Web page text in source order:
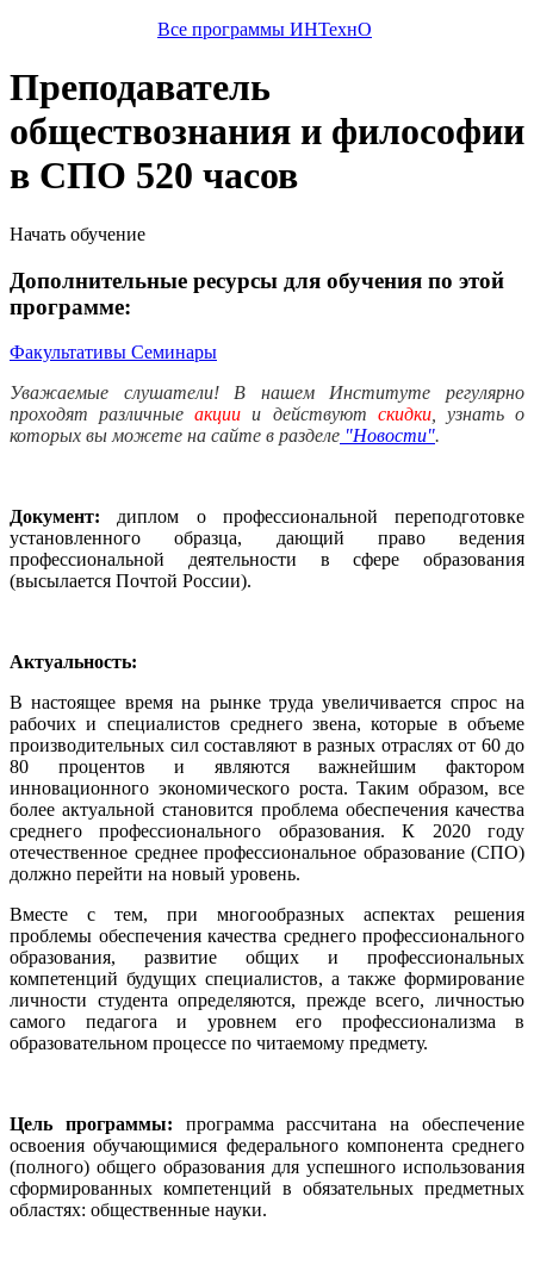
Все программы ИНТехнО
Преподаватель
обществознания и философии
в СПО 520 часов
Начать обучение
Дополнительные ресурсы для обучения по этой
программе:
Факультативы Семинары
Уважаемые слушатели! В нашем Институте регулярно
проходят различныеакции и действуют скидки, узнать о
которых вы можете на сайте в разделе "Новости".
Документ: диплом о профессиональной переподготовке
установленного образца, дающий право ведения
профессиональной деятельности в сфере образования
(высылается Почтой России).
Актуальность:
В настоящее время на рынке труда увеличивается спрос на
рабочих и специалистов среднего звена, которые в объеме
производительных сил составляют в разных отраслях от 60 до
80 процентов и являются важнейшим фактором
инновационного экономического роста. Таким образом, все
более актуальной становится проблема обеспечения качества
среднего профессионального образования. К 2020 году
отечественное среднее профессиональное образование (СПО)
должно перейти на новый уровень.
Вместе с тем, при многообразных аспектах решения
проблемы обеспечения качества среднего профессионального
образования, развитие общих и профессиональных
компетенций будущих специалистов, а также формирование
личности студента определяются, прежде всего, личностью
самого педагога и уровнем его профессионализма в
образовательном процессе по читаемому предмету.
Цель программы: программа рассчитана на обеспечение
освоения обучающимися федерального компонента среднего
(полного) общего образования для успешного использования
сформированных компетенций в обязательных предметных
областях: общественные науки.